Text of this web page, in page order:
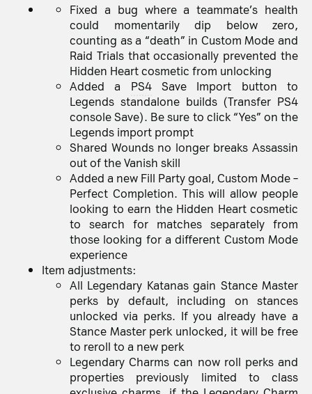
Fixed a bug where a teammate’s health
could momentarily dip below zero,
counting as a “death” in Custom Mode and
Raid Trials that occasionally prevented the
Hidden Heart cosmetic from unlocking
Added a PS4Save Import button to
Legends standalone builds (Transfer PS4
console Save). Be sure to click “Yes” on the
Legends import prompt
Shared Wounds no longer breaks Assassin
out of the Vanish skill
Added a new Fill Party goal, Custom Mode –
Perfect Completion. This will allow people
looking to earn the Hidden Heart cosmetic
to search for matches separately from
those looking for a different Custom Mode
experience
Item adjustments:
All Legendary Katanas gain Stance Master
perks by default, including on stances
unlocked via perks. If you already have a
Stance Master perk unlocked, it will be free
to reroll to a new perk
Legendary Charms can now roll perks and
properties previously limited to class